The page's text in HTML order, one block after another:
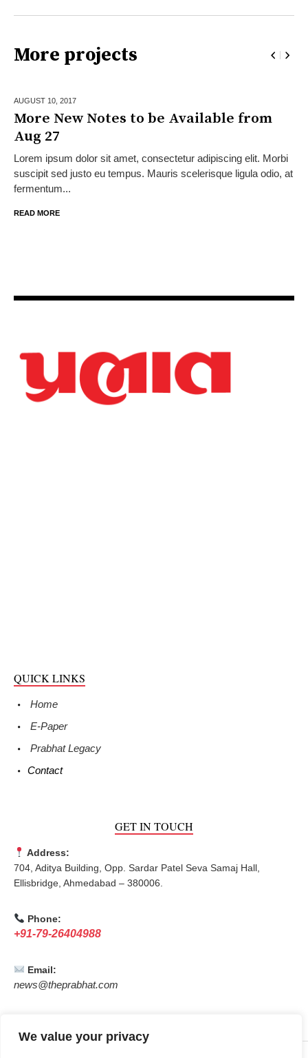
We value your privacy
More projects
AUGUST 10, 2017
More New Notes to be Available from
Aug 27
Lorem ipsum dolor sit amet, consectetur adipiscing elit. Morbi
suscipit sed justo eu tempus. Mauris scelerisque ligula odio, at
fermentum...
READ MORE
QUICK LINKS
Home
E-Paper
Prabhat Legacy
Contact
GET IN TOUCH
Address:
704, Aditya Building, Opp. Sardar Patel Seva Samaj Hall,
Ellisbridge, Ahmedabad – 380006.
Phone:
+91-79-26404988
Email:
news@theprabhat.com